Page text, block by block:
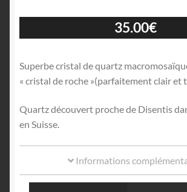
35.00€
Superbe cristal de quartz
« cristal de roche »(parfaitement clair et
Quartz découvert proche de Disentis
en Suisse.
Informations